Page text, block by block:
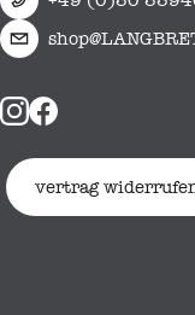
vertrag